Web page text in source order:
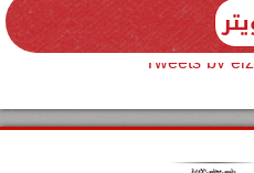
Tweets by